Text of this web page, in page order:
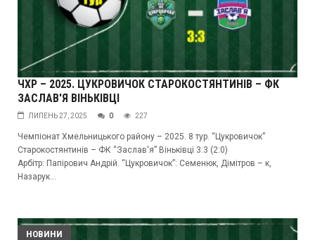
ЧХР – 2025. ЦУКРОВИЧОК СТАРОКОСТЯНТИНІВ – ФК
ЗАСЛАВ'Я ВІНЬКІВЦІ
ЛИПЕНЬ 27, 2025 0 227
Чемпіонат Хмельницького району – 2025. 8 тур. “Цукровичок”
Старокостянтинів – ФК “Заслав'я” Віньківці 3:3 (2:0)
Арбітр: Папірович Андрій. “Цукровичок”: Семенюк, Дімітров – к,
Назарук...
НОВИНИ